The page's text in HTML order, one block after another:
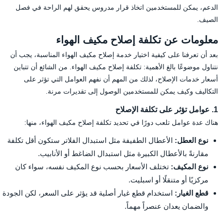
الدعم، يمكن للمستخدمين اتخاذ قرار مدروس يحقق لهم الراحة في فصل
الصيف.
معلومات عن تكلفة إصلاح مكيف الهواء
بعد أن تعرفنا على كيفية اختيار خدمة إصلاح مكيف الهواء المناسبة، يجب أن
نتناول موضوعًا بالغ الأهمية: تكلفة إصلاح مكيف الهواء. من الشائع أن تتباين
أسعار خدمات الإصلاح، لذلك من المهم أن نفهم العوامل التي تؤثر على
التكاليف وكيف يمكن للمستخدمين الوصول إلى تقديرات مرنة.
1. عوامل تؤثر على تكلفة الإصلاح
هناك عدة عوامل تلعب دورًا في تحديد تكلفة إصلاح مكيف الهواء، منها:
نوع العطل: الأعطال الطفيفة مثل استبدال الفلاتر ستكون أقل تكلفة
مقارنةً بالأعطال الكبيرة مثل استبدال الضاغط أو الأنابيب.
نوع المكيف: تختلف الأسعار بحسب نوع المكيف نفسه، سواء كان
مركزيًا أو متنقلًا أو اسبليت.
قطع الغيار: استخدام قطع غيار أصلية قد يؤثر على السعر، لكن الجودة
والضمان يعدان عنصراً مهماً.